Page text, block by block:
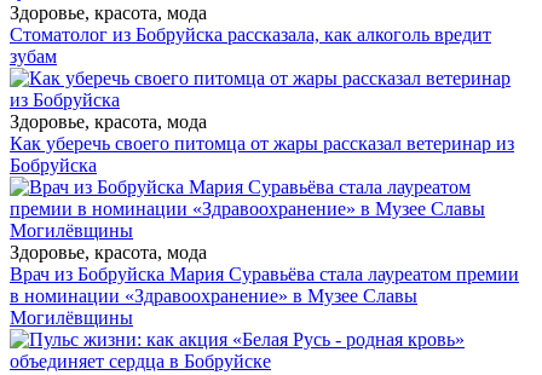
Здоровье, красота, мода
Стоматолог из Бобруйска рассказала, как алкоголь вредит
зубам
Здоровье, красота, мода
Как уберечь своего питомца от жары рассказал ветеринар из
Бобруйска
Здоровье, красота, мода
Врач из Бобруйска Мария Суравьёва стала лауреатом премии
в номинации «Здравоохранение» в Музее Славы
Могилёвщины